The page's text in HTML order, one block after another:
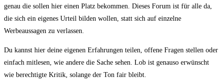
hier:
genau die sollen hier einen Platz bekommen. Dieses Forum ist für alle da,
die sich ein eigenes Urteil bilden wollen, statt sich auf einzelne
Werbeaussagen zu verlassen.
Du kannst hier deine eigenen Erfahrungen teilen, offene Fragen stellen oder
einfach mitlesen, wie andere die Sache sehen. Lob ist genauso erwünscht
wie berechtigte Kritik, solange der Ton fair bleibt.